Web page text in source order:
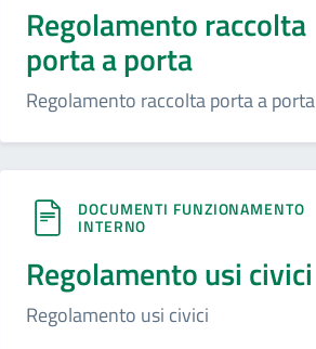
Regolamento raccolta
porta a porta
Regolamento raccolta porta a porta
DOCUMENTI FUNZIONAMENTO
INTERNO
Regolamento usi civici
Regolamento usi civici